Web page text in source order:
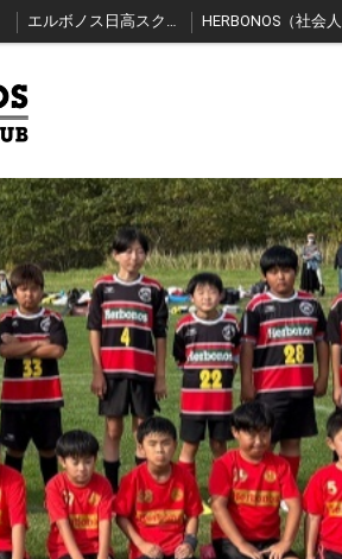
エルボノス日高スクール